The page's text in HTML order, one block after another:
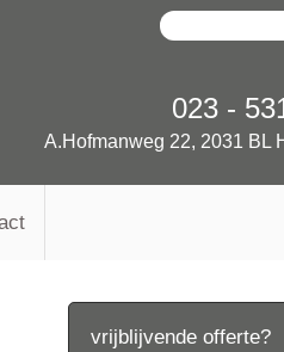
023 -
A.Hofmanweg 22, 2031 BL
vrijblijvende offerte?